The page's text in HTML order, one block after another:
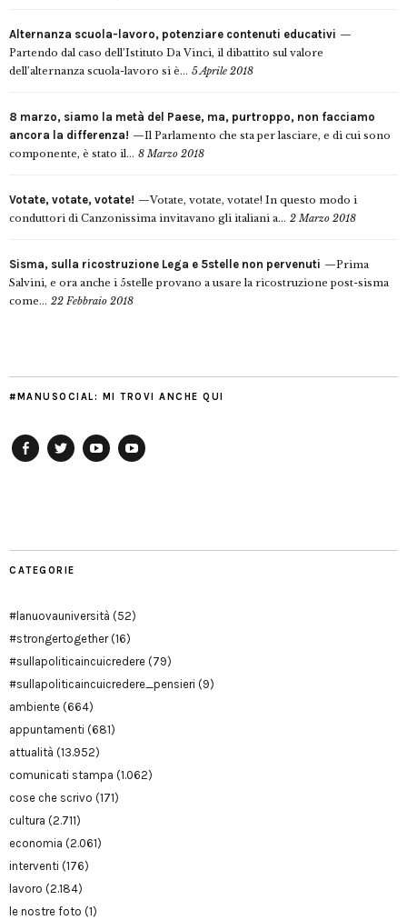
Alternanza scuola-lavoro, potenziare contenuti educativi
Partendo dal caso dell’Istituto Da Vinci, il dibattito sul valore
dell’alternanza scuola-lavoro si è... 5 Aprile 2018
8 marzo, siamo la metà del Paese, ma, purtroppo, non facciamo
ancora la differenza!
Il Parlamento che sta per lasciare, e di cui sono
componente, è stato il... 8 Marzo 2018
Votate, votate, votate!
Votate, votate, votate! In questo modo i
conduttori di Canzonissima invitavano gli italiani a... 2 Marzo 2018
Sisma, sulla ricostruzione Lega e 5stelle non pervenuti
Prima
Salvini, e ora anche i 5stelle provano a usare la ricostruzione post-sisma
come... 22 Febbraio 2018
#MANUSOCIAL: MI TROVI ANCHE QUI
CATEGORIE
#lanuovauniversità (52)
#strongertogether(16)
#sullapoliticaincuicredere (79)
#sullapoliticaincuicredere_pensieri (9)
ambiente (664)
appuntamenti (681)
attualità (13.952)
comunicati stampa (1.062)
cose che scrivo (171)
cultura (2.711)
economia (2.061)
interventi (176)
lavoro (2.184)
le nostre foto (1)